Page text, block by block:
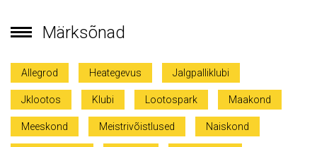
Märksõnad
Allegrod Heategevus Jalgpalliklubi
Jklootos Klubi Lootospark Maakond
Meeskond Meistrivõistlused Naiskond